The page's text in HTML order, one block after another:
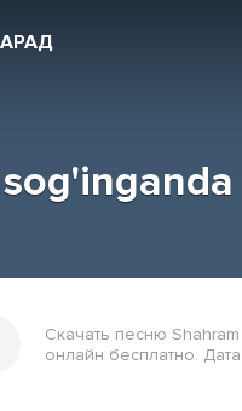
Скачать песню
онлайн бесплатно.